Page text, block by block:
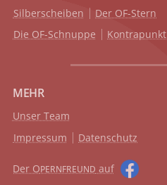
Silberscheiben
Der OF-Stern
Die OF-Schnuppe
Kontrapunkt
MEHR
Unser Team
Impressum
Datenschutz
Der OPERNFREUND auf